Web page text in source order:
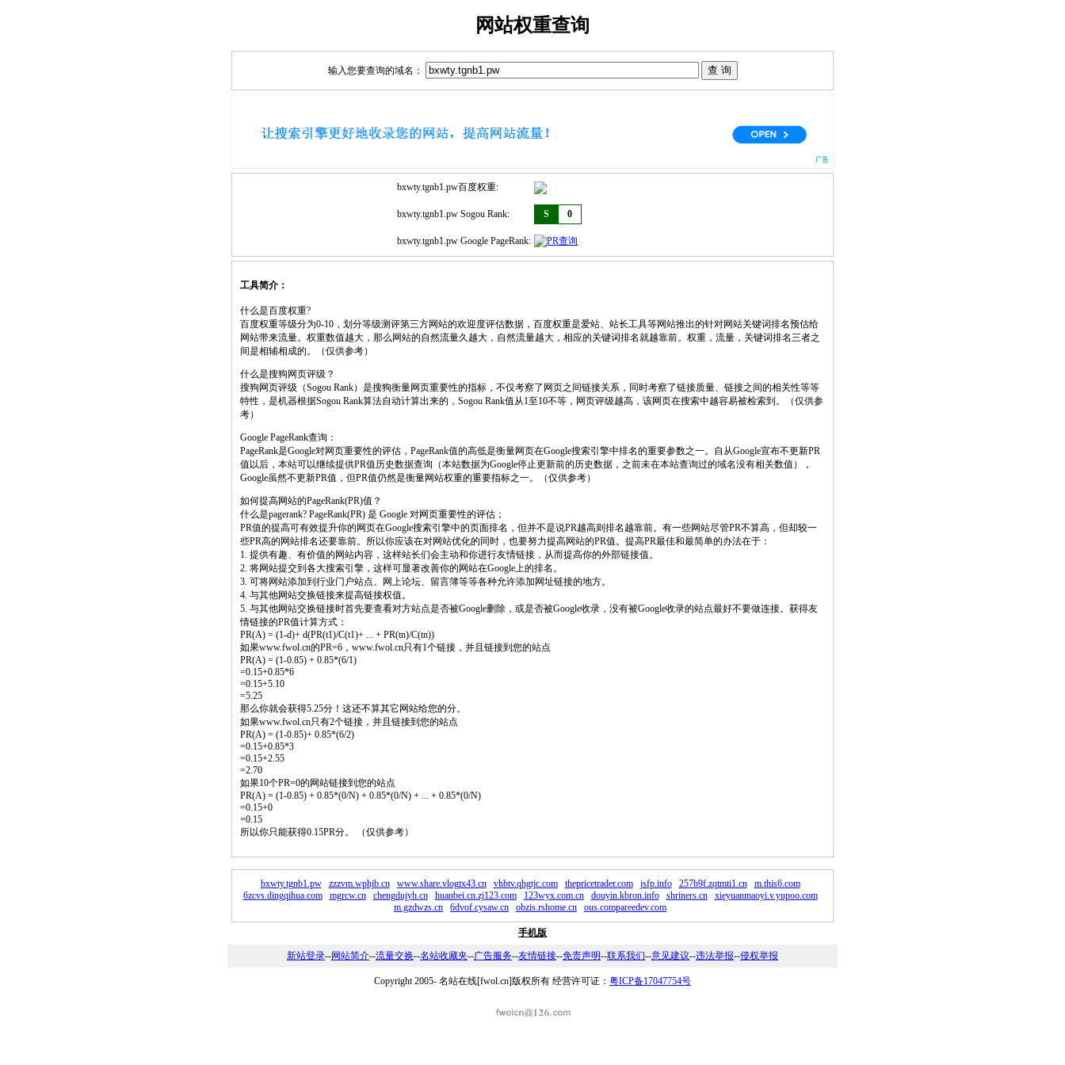
网站权重查询
输入您要查询的域名：
bxwty.tgnb1.pw百度权重:
bxwty.tgnb1.pw Sogou Rank: S 0
bxwty.tgnb1.pw Google PageRank:
工具简介：
什么是百度权重?
百度权重等级分为0-10，划分等级测评第三方网站的欢迎度评估数据，百度权重是爱站、站长工具等网站推出的针对网站关键词排名预估给
网站带来流量。权重数值越大，那么网站的自然流量久越大，自然流量越大，相应的关键词排名就越靠前。权重，流量，关键词排名三者之
间是相辅相成的。（仅供参考）
什么是搜狗网页评级？
搜狗网页评级（Sogou Rank）是搜狗衡量网页重要性的指标，不仅考察了网页之间链接关系，同时考察了链接质量、链接之间的相关性等等
特性，是机器根据Sogou Rank算法自动计算出来的，Sogou Rank值从1至10不等，网页评级越高，该网页在搜索中越容易被检索到。（仅供参
考）
Google PageRank查询：
PageRank是Google对网页重要性的评估，PageRank值的高低是衡量网页在Google搜索引擎中排名的重要参数之一。自从Google宣布不更新PR
值以后，本站可以继续提供PR值历史数据查询（本站数据为Google停止更新前的历史数据，之前未在本站查询过的域名没有相关数值），
Google虽然不更新PR值，但PR值仍然是衡量网站权重的重要指标之一。（仅供参考）
如何提高网站的PageRank(PR)值？
什么是pagerank? PageRank(PR) 是 Google 对网页重要性的评估；
PR值的提高可有效提升你的网页在Google搜索引擎中的页面排名，但并不是说PR越高则排名越靠前。有一些网站尽管PR不算高，但却较一
些PR高的网站排名还要靠前。所以你应该在对网站优化的同时，也要努力提高网站的PR值。提高PR最佳和最简单的办法在于：
1. 提供有趣、有价值的网站内容，这样站长们会主动和你进行友情链接，从而提高你的外部链接值。
2. 将网站提交到各大搜索引擎，这样可显著改善你的网站在Google上的排名。
3. 可将网站添加到行业门户站点、网上论坛、留言簿等等各种允许添加网址链接的地方。
4. 与其他网站交换链接来提高链接权值。
5. 与其他网站交换链接时首先要查看对方站点是否被Google删除，或是否被Google收录，没有被Google收录的站点最好不要做连接。获得友
情链接的PR值计算方式：
PR(A) = (1-d)+ d(PR(t1)/C(t1)+ ... + PR(tn)/C(tn))
如果www.fwol.cn的PR=6，www.fwol.cn只有1个链接，并且链接到您的站点
PR(A) = (1-0.85) + 0.85*(6/1)
=0.15+0.85*6
=0.15+5.10
=5.25
那么你就会获得5.25分！这还不算其它网站给您的分。
如果www.fwol.cn只有2个链接，并且链接到您的站点
PR(A) = (1-0.85)+ 0.85*(6/2)
=0.15+0.85*3
=0.15+2.55
=2.70
如果10个PR=0的网站链接到您的站点
PR(A) = (1-0.85) + 0.85*(0/N) + 0.85*(0/N) + ... + 0.85*(0/N)
=0.15+0
=0.15
所以你只能获得0.15PR分。 （仅供参考）
bxwty.tgnb1.pw zzzvm.wphjb.cn www.share.vlogtx43.cn vhbtv.qhgtjc.com thepricetrader.com jsfp.info 257b9f.zqtmti1.cn
m.this6.com
6zcvs.dingqihua.com
mgrcw.cn chengdujyh.cn huanbei.cn.zj123.com 123wyx.com.cn douyin.kbron.info shriners.cn
xieyuanmaoyi.v.yupoo.com
m.gzdwzs.cn
6dvof.cysaw.cn obzis.rshome.cn ous.compareedev.com
手机版
新站登录--网站简介--流量交换--名站收藏夹--广告服务--友情链接--免责声明--联系我们--意见建议--违法举报--侵权举报
Copyright 2005- 名站在线[fwol.cn]版权所有 经营许可证： 粤ICP备17047754号